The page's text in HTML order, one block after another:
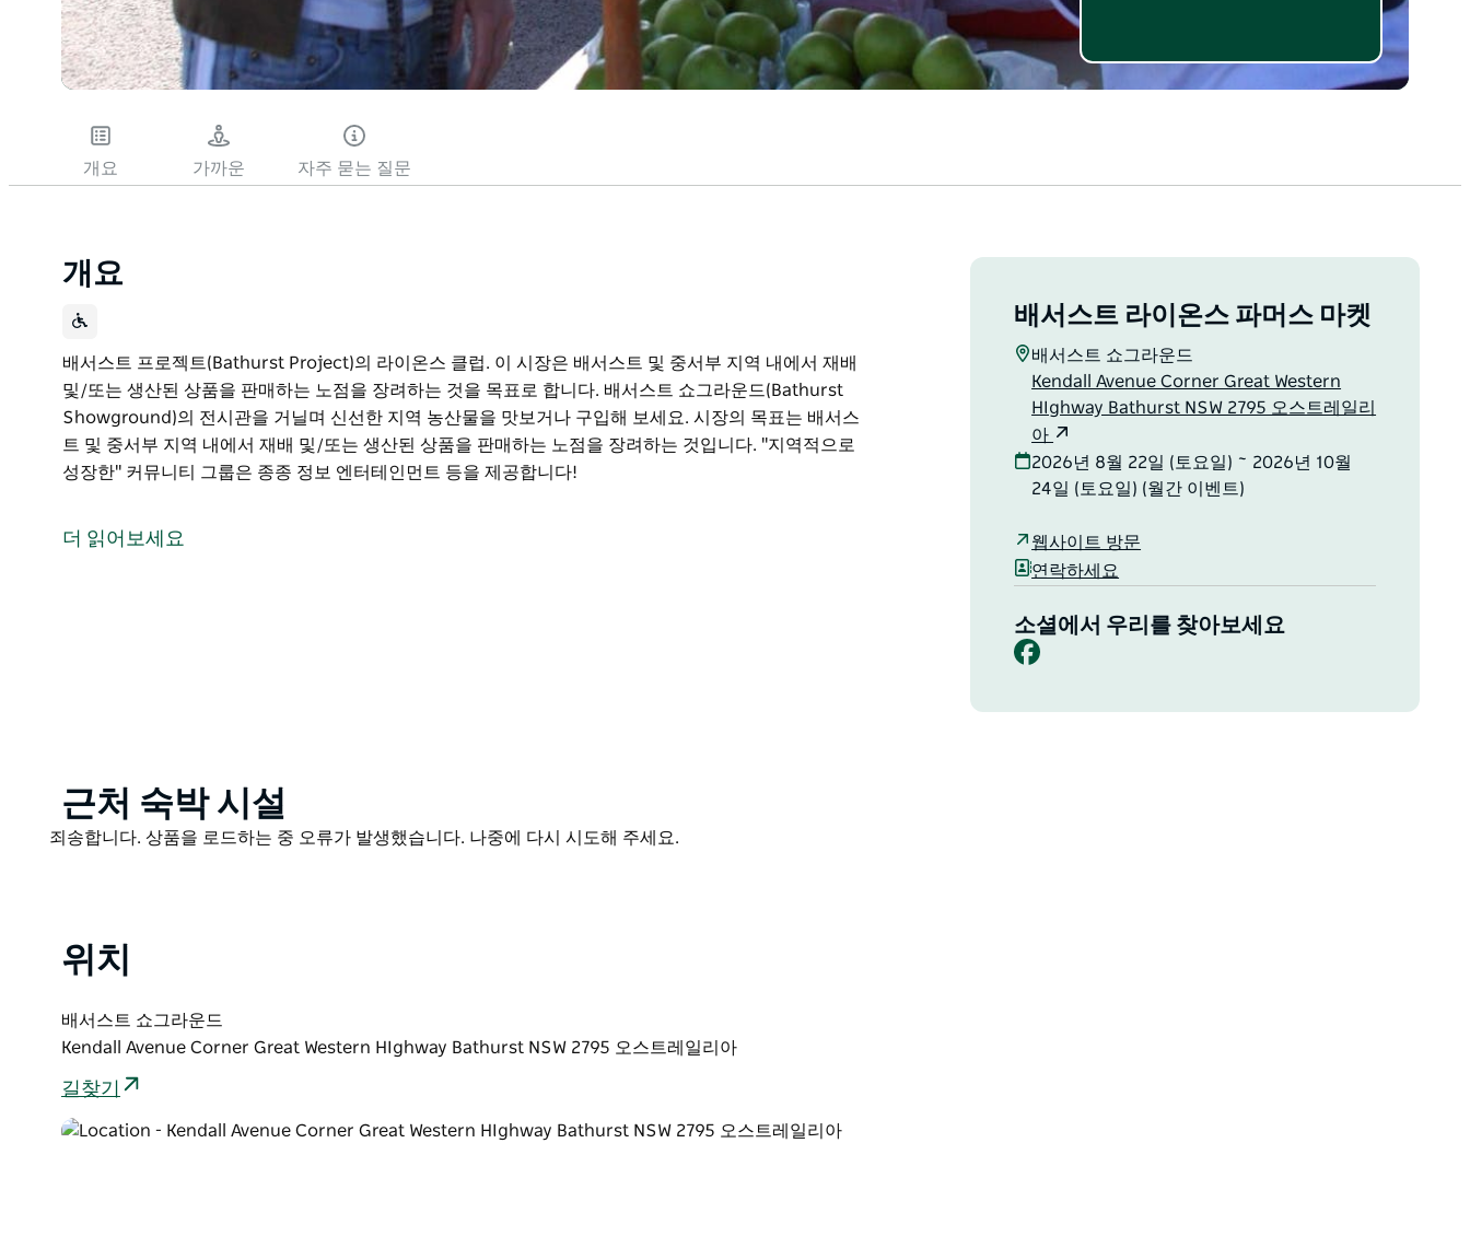
개요 가까운 자주 묻는 질문
개요
배서스트 프로젝트(Bathurst Project)의 라이온스 클럽. 이 시장은 배서스트 및 중서부 지역 내에서 재배
및/또는 생산된 상품을 판매하는 노점을 장려하는 것을 목표로 합니다. 배서스트 쇼그라운드(Bathurst
Showground)의 전시관을 거닐며 신선한 지역 농산물을 맛보거나 구입해 보세요. 시장의 목표는 배서스
트 및 중서부 지역 내에서 재배 및/또는 생산된 상품을 판매하는 노점을 장려하는 것입니다. "지역적으로
성장한" 커뮤니티 그룹은 종종 정보 엔터테인먼트 등을 제공합니다!
이 시장은 배서스트 및 중서부 지역 내에서 재배 및/또는 생산된 상품을 판매하는 노점을 장려하는 것을 목
더 읽어보세요
배서스트 라이온스 파머스 마켓
배서스트 쇼그라운드
Kendall Avenue Corner Great Western
HIghway Bathurst NSW 2795 오스트레일리
아
2026년 8월 22일 (토요일) ~ 2026년 10월
24일 (토요일) (월간 이벤트)
웹사이트 방문
연락하세요
소셜에서 우리를 찾아보세요
Facebook
Product
List
근처 숙박 시설
Product
죄송합니다. 상품을 로드하는 중 오류가 발생했습니다. 나중에 다시 시도해 주세요.
위치
배서스트 쇼그라운드
Kendall Avenue Corner Great Western HIghway Bathurst NSW 2795 오스트레일리아
길찾기